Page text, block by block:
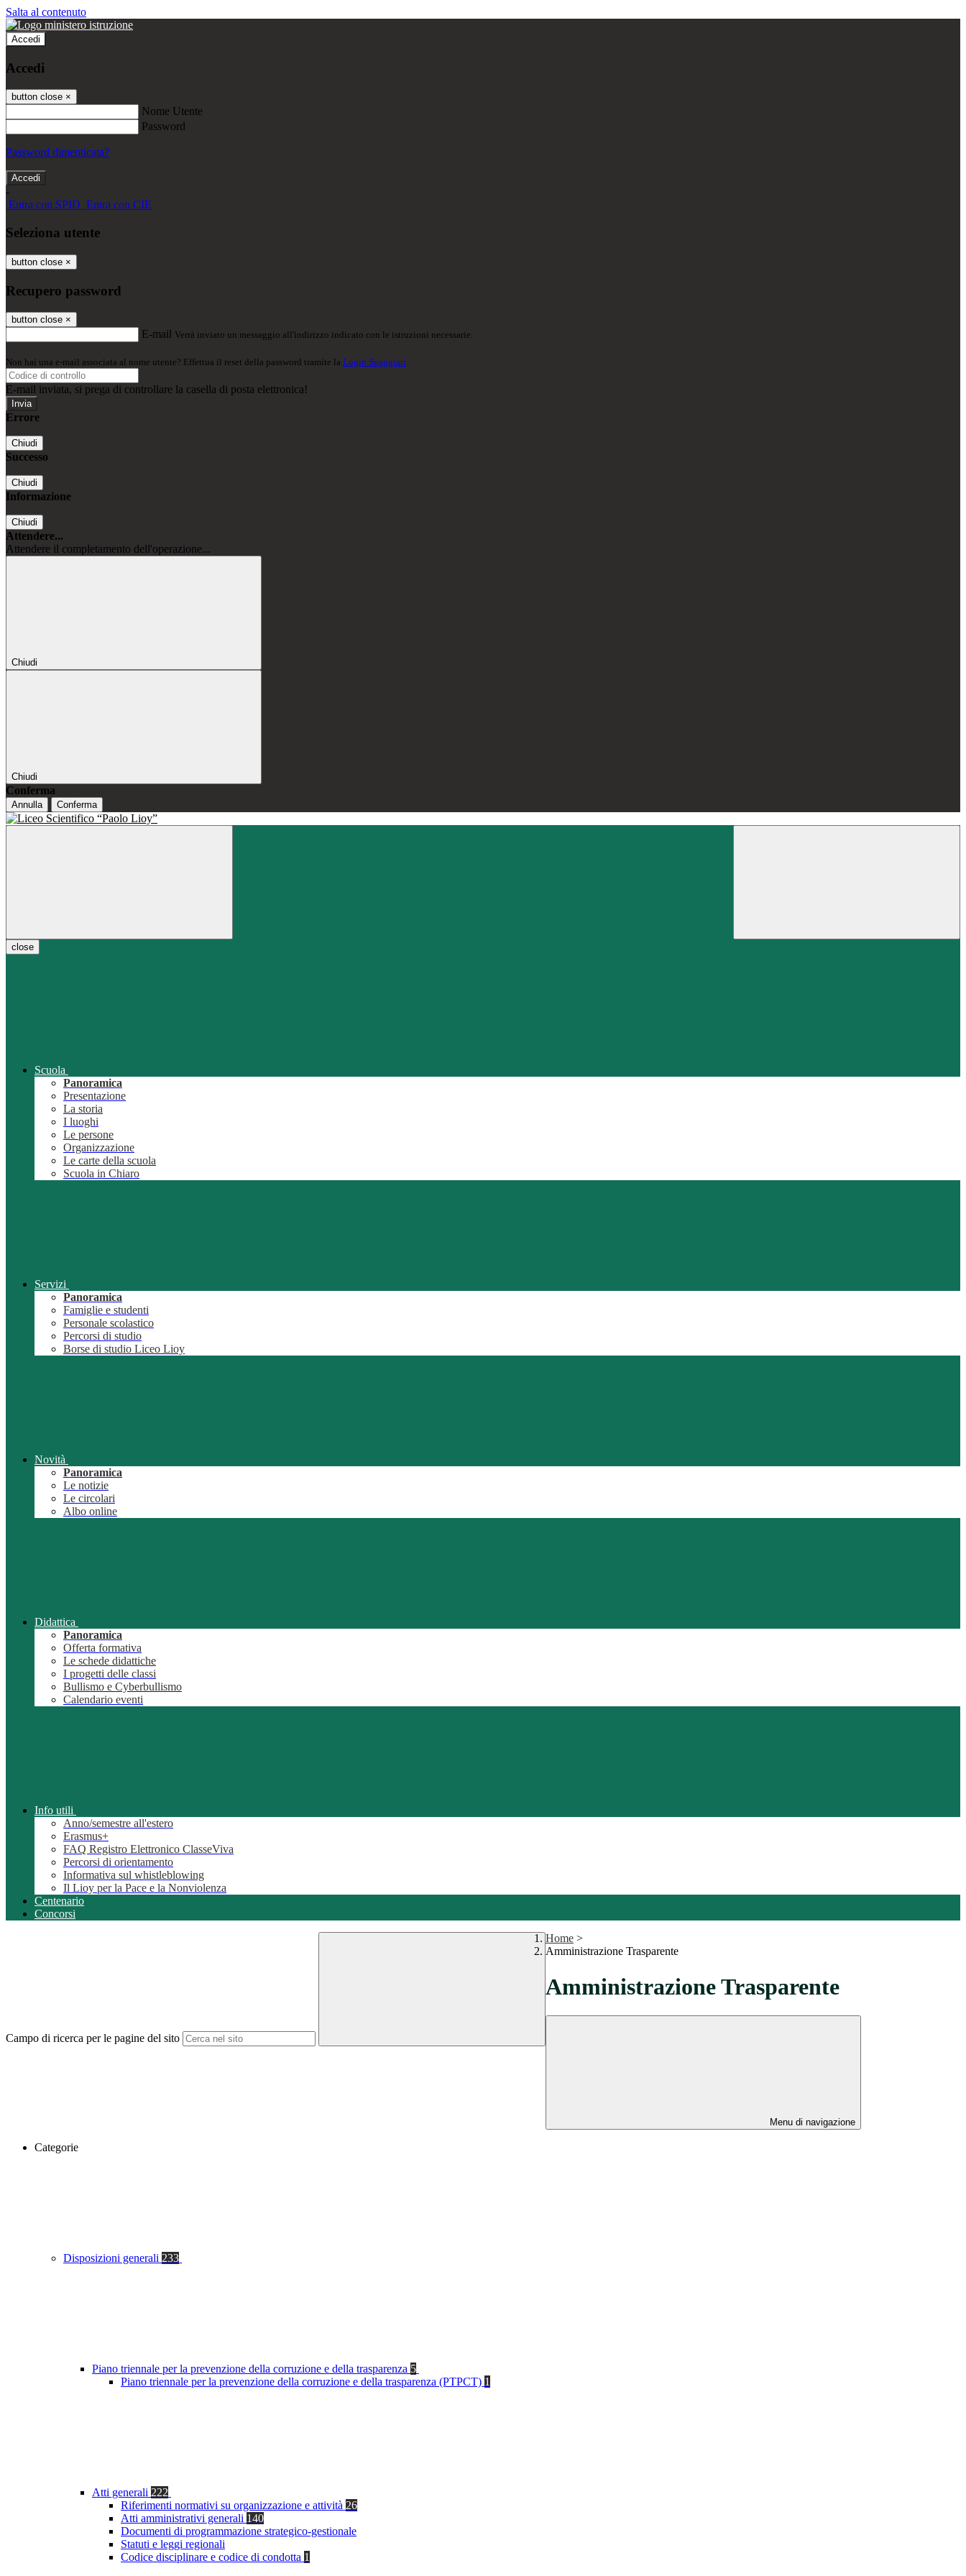
Salta al contenuto
Accedi
Accedi
button close ×
Nome Utente
Password
Password dimenticata?
-
Entra con SPID Entra con CIE
Seleziona utente
button close ×
Recupero password
button close ×
E-mail Verrà inviato un messaggio all'indirizzo indicato con le istruzioni necessarie.
Non hai una e-mail associata al nome utente? Effettua il reset della password tramite la Login Spaggiari
E-mail inviata, si prega di controllare la casella di posta elettronica!
Errore
Chiudi
Successo
Chiudi
Informazione
Chiudi
Attendere...
Attendere il completamento dell'operazione...
Chiudi
Chiudi
Conferma
Annulla Conferma
close
Scuola
Panoramica
Presentazione
La storia
I luoghi
Le persone
Organizzazione
Le carte della scuola
Scuola in Chiaro
Servizi
Panoramica
Famiglie e studenti
Personale scolastico
Percorsi di studio
Borse di studio Liceo Lioy
Novità
Panoramica
Le notizie
Le circolari
Albo online
Didattica
Panoramica
Offerta formativa
Le schede didattiche
I progetti delle classi
Bullismo e Cyberbullismo
Calendario eventi
Info utili
Anno/semestre all'estero
Erasmus+
FAQ Registro Elettronico ClasseViva
Percorsi di orientamento
Informativa sul whistleblowing
Il Lioy per la Pace e la Nonviolenza
Centenario
Concorsi
Campo di ricerca per le pagine del sito
Home >
Amministrazione Trasparente
Amministrazione Trasparente
Menu di navigazione
Categorie
Disposizioni generali 233
Piano triennale per la prevenzione della corruzione e della trasparenza 5
Piano triennale per la prevenzione della corruzione e della trasparenza (PTPCT) 1
Atti generali 222
Riferimenti normativi su organizzazione e attività 26
Atti amministrativi generali 140
Documenti di programmazione strategico-gestionale
Statuti e leggi regionali
Codice disciplinare e codice di condotta 1